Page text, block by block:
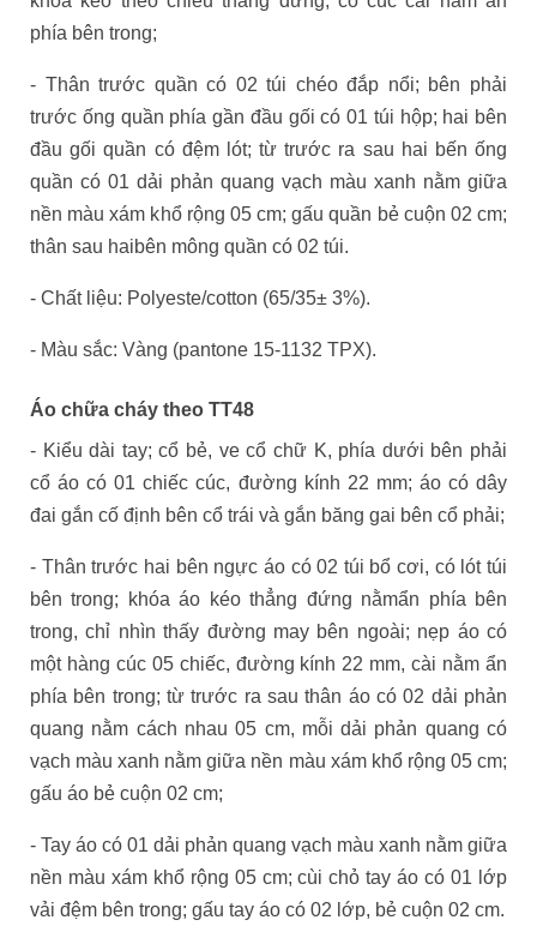
phía bên trong;
- Thân trước quần có 02 túi chéo đắp nổi; bên phải
trước ống quần phía gần đầu gối có 01 túi hộp; hai bên
đầu gối quần có đệm lót; từ trước ra sau hai bến ống
quần có 01 dải phản quang vạch màu xanh nằm giữa
nền màu xám khổ rộng 05 cm; gấu quần bẻ cuộn 02 cm;
thân sau haibên mông quần có 02 túi.
- Chất liệu: Polyeste/cotton (65/35± 3%).
- Màu sắc: Vàng (pantone 15-1132 TPX).
Áo chữa cháy theo TT48
- Kiểu dài tay; cổ bẻ, ve cổ chữ K, phía dưới bên phải
cổ áo có 01 chiếc cúc, đường kính 22 mm; áo có dây
đai gắn cố định bên cổ trái và gắn băng gai bên cổ phải;
- Thân trước hai bên ngực áo có 02 túi bổ cơi, có lót túi
bên trong; khóa áo kéo thẳng đứng nằmẩn phía bên
trong, chỉ nhìn thấy đường may bên ngoài; nẹp áo có
một hàng cúc 05 chiếc, đường kính 22 mm, cài nằm ẩn
phía bên trong; từ trước ra sau thân áo có 02 dải phản
quang nằm cách nhau 05 cm, mỗi dải phản quang có
vạch màu xanh nằm giữa nền màu xám khổ rộng 05 cm;
gấu áo bẻ cuộn 02 cm;
- Tay áo có 01 dải phản quang vạch màu xanh nằm giữa
nền màu xám khổ rộng 05 cm; cùi chỏ tay áo có 01 lớp
vải đệm bên trong; gấu tay áo có 02 lớp, bẻ cuộn 02 cm.